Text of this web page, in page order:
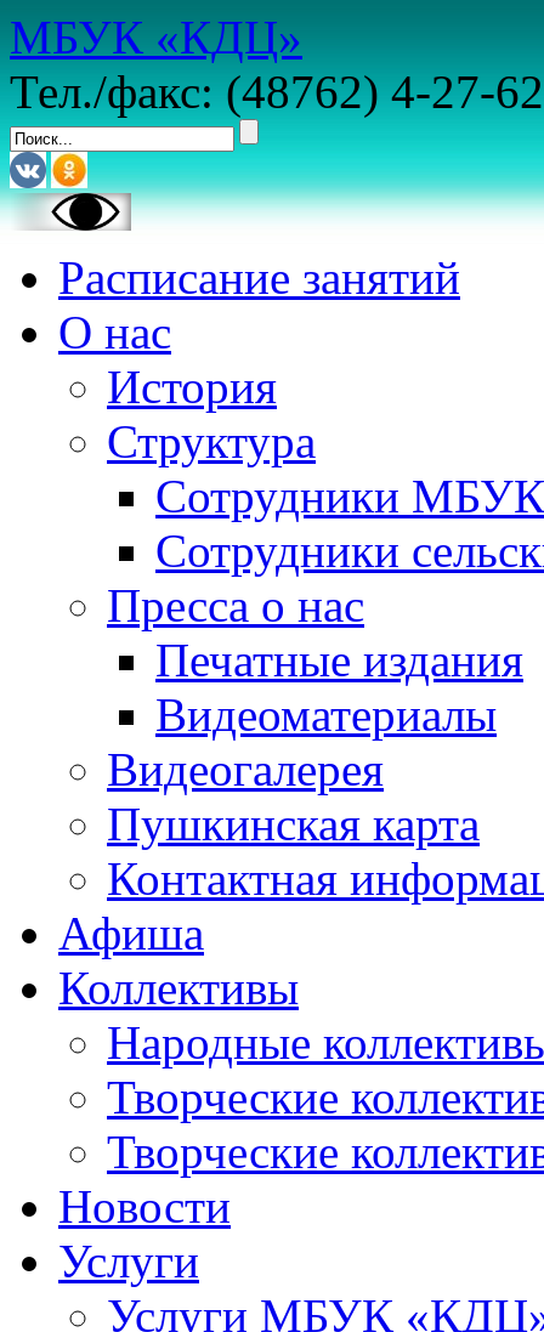
МБУК «КДЦ»
Тел./факс: (48762) 4-27-62
Расписание занятий
О нас
История
Структура
Сотрудники
Сотрудники
Пресса о нас
Печатные издания
Видеоматериалы
Видеогалерея
Пушкинская карта
Контактная
Афиша
Коллективы
Народные
Творческие
Творческие
Новости
Услуги
Услуги МБУК